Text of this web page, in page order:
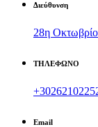
Διεύθυνση
28η
ΤΗΛΕΦΩΝΟ
Email